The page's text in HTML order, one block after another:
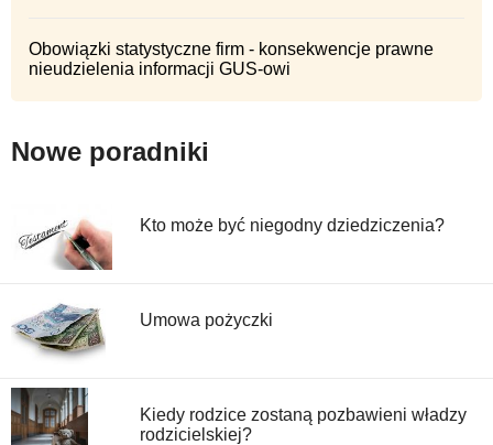
Obowiązki statystyczne firm - konsekwencje prawne
nieudzielenia informacji GUS-owi
Nowe poradniki
Kto może być niegodny dziedziczenia?
Umowa pożyczki
Kiedy rodzice zostaną pozbawieni władzy
rodzicielskiej?